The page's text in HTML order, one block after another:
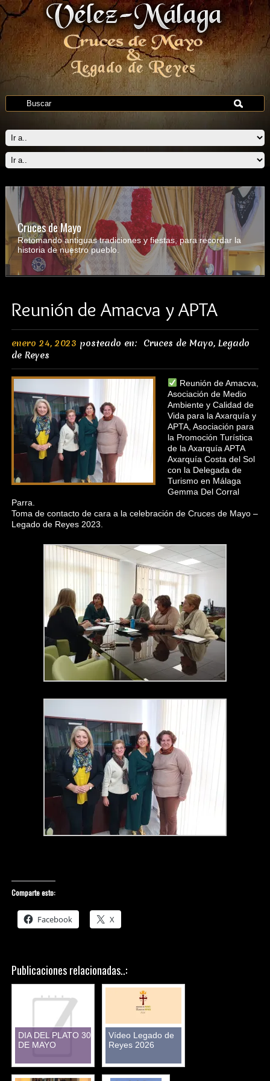
Cruces de Mayo
Retomando antiguas tradiciones y fiestas, para recordar la
historia de nuestro pueblo.
Reunión de Amacva y APTA
enero 24, 2023 posteado en: Cruces de Mayo, Legado
de Reyes
Reunión de Amacva,
Asociación de Medio
Ambiente y Calidad de
Vida para la Axarquía y
APTA, Asociación para
la Promoción Turística
de la Axarquía APTA
Axarquía Costa del Sol
con la Delegada de
Turismo en Málaga
Gemma Del Corral
Parra.
Toma de contacto de cara a la celebración de Cruces de Mayo –
Legado de Reyes 2023.
Comparte esto:
Facebook X
Publicaciones relacionadas..:
DIA DEL PLATO 30
DE MAYO
Vídeo Legado de
Reyes 2026